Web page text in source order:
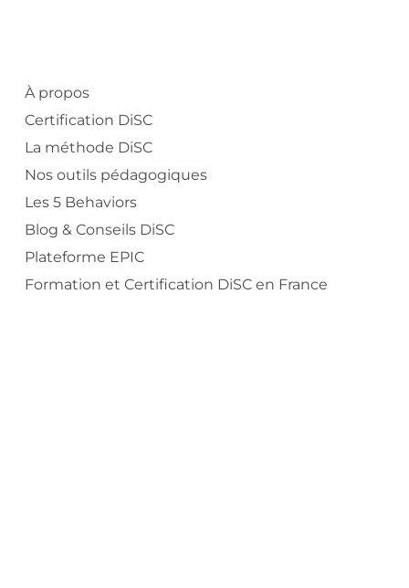
À propos
Certification DiSC
La méthode DiSC
Nos outils pédagogiques
Les 5 Behaviors
Blog & Conseils DiSC
Plateforme EPIC
Formation et Certification DiSC en France